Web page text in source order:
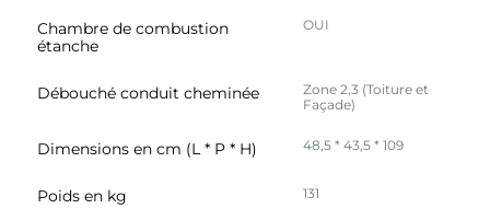
Chambre de combustion
étanche
OUI
Débouché conduit cheminée
Zone 2,3 (Toiture et
Façade)
Dimensions en cm (L * P * H) 48,5 * 43,5 * 109
Poids en kg 131